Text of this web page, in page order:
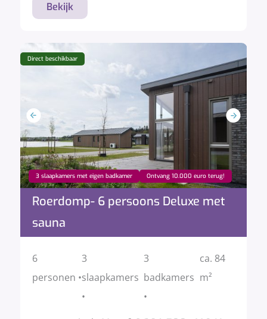
Bekijk
Direct beschikbaar
3 slaapkamers met eigen badkamer Ontvang 10.000 euro terug!
Roerdomp- 6 persoons Deluxe met
sauna
6
personen •
3
slaapkamers
•
3
badkamers
•
ca. 84
m²